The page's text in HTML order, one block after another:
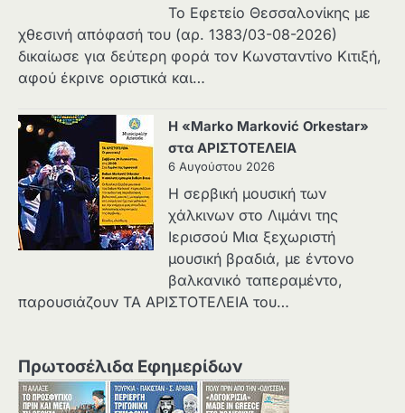
Το Εφετείο Θεσσαλονίκης με
χθεσινή απόφασή του (αρ. 1383/03-08-2026)
δικαίωσε για δεύτερη φορά τον Κωνσταντίνο Κιτιξή,
αφού έκρινε οριστικά και…
Η «Marko Marković Orkestar»
στα ΑΡΙΣΤΟΤΕΛΕΙΑ
6 Αυγούστου 2026
Η σερβική μουσική των
χάλκινων στο Λιμάνι της
Ιερισσού Μια ξεχωριστή
μουσική βραδιά, με έντονο
βαλκανικό ταπεραμέντο,
παρουσιάζουν ΤΑ ΑΡΙΣΤΟΤΕΛΕΙΑ του…
Πρωτοσέλιδα Εφημερίδων